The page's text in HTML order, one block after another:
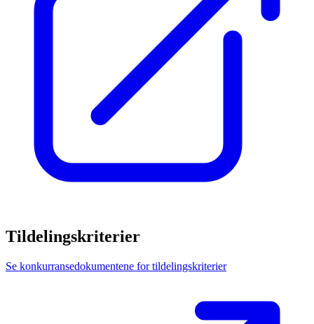
Tildelingskriterier
Se konkurransedokumentene for tildelingskriterier